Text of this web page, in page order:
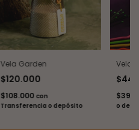
Vela Garden
$120.000
$108.000 con
Transferencia o depósito
Vela
o